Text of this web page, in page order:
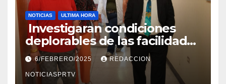
NOTICIAS ULTIMA HORA
Investigaran condiciones
deplorables de las facilidades
el Departamento de la Salud
en Mayagüez
6/FEBRERO/2025 REDACCION
NOTICIASPRTV